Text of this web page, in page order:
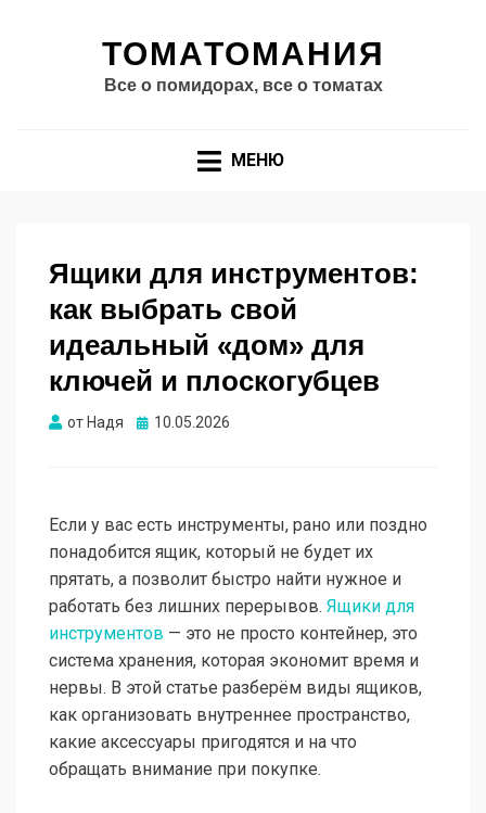
ТОМАТОМАНИЯ
Все о помидорах, все о томатах
МЕНЮ
Ящики для инструментов:
как выбрать свой
идеальный «дом» для
ключей и плоскогубцев
от Надя Опубликовано
10.05.2026
Если у вас есть инструменты, рано или поздно
понадобится ящик, который не будет их
прятать, а позволит быстро найти нужное и
работать без лишних перерывов. Ящики для
инструментов — это не просто контейнер, это
система хранения, которая экономит время и
нервы. В этой статье разберём виды ящиков,
как организовать внутреннее пространство,
какие аксессуары пригодятся и на что
обращать внимание при покупке.